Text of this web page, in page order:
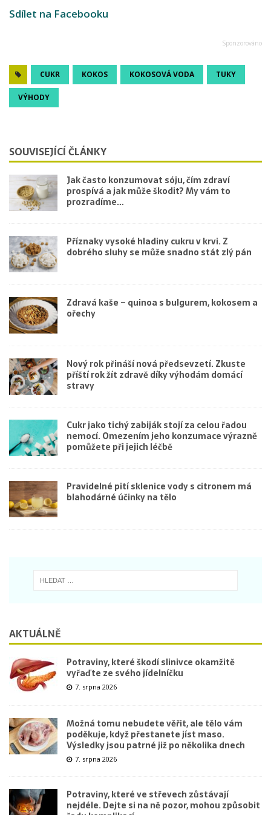
Sdílet na Facebooku
CUKR KOKOS KOKOSOVÁ VODA TUKY
VÝHODY
SOUVISEJÍCÍ ČLÁNKY
Jak často konzumovat sóju, čím zdraví
prospívá a jak může škodit? My vám to
prozradíme…
Příznaky vysoké hladiny cukru v krvi. Z
dobrého sluhy se může snadno stát zlý pán
Zdravá kaše – quinoa s bulgurem, kokosem a
ořechy
Nový rok přináší nová předsevzetí. Zkuste
příští rok žít zdravě díky výhodám domácí
stravy
Cukr jako tichý zabiják stojí za celou řadou
nemocí. Omezením jeho konzumace výrazně
pomůžete při jejich léčbě
Pravidelné pití sklenice vody s citronem má
blahodárné účinky na tělo
AKTUÁLNĚ
Potraviny, které škodí slinivce okamžitě
vyřaďte ze svého jídelníčku
7. srpna 2026
Možná tomu nebudete věřit, ale tělo vám
poděkuje, když přestanete jíst maso.
Výsledky jsou patrné již po několika dnech
7. srpna 2026
Potraviny, které ve střevech zůstávají
nejdéle. Dejte si na ně pozor, mohou způsobit